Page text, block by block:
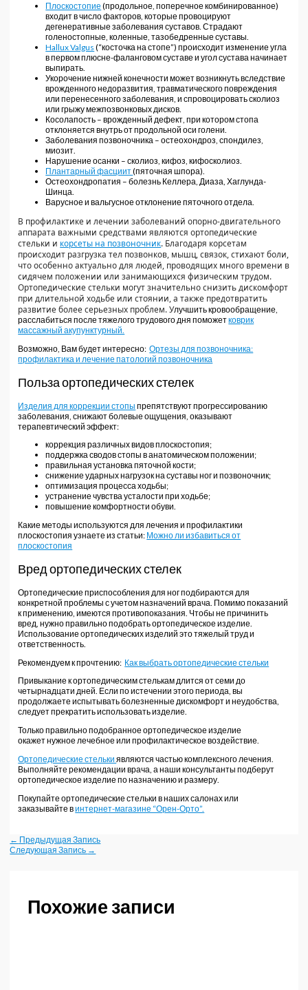
Плоскостопие (продольное, поперечное комбинированное)
входит в число факторов, которые провоцируют
дегенеративные заболевания суставов. Страдают
голеностопные, коленные, тазобедренные суставы.
Hallux Valgus (“косточка на стопе”) происходит изменение угла
в первом плюсне-фаланговом суставе и угол сустава начинает
выпирать.
Укорочение нижней конечности может возникнуть вследствие
врожденного недоразвития, травматического повреждения
или перенесенного заболевания, и спровоцировать сколиоз
или грыжу межпозвонковых дисков.
Косолапость – врожденный дефект, при котором стопа
отклоняется внутрь от продольной оси голени.
Заболевания позвоночника – остеохондроз, спондилез,
миозит.
Нарушение осанки – сколиоз, кифоз, кифосколиоз.
Плантарный фасциит(пяточная шпора).
Остеохондропатия – болезнь Келлера, Диаза, Хаглунда-
Шинца.
Варусное и вальгусное отклонение пяточного отдела.
В профилактике и лечении заболеваний опорно-двигательного
аппарата важными средствами являются ортопедические
стельки и корсеты на позвоночник. Благодаря корсетам
происходит разгрузка тел позвонков, мышц, связок, стихают боли,
что особенно актуально для людей, проводящих много времени в
сидячем положении или занимающихся физическим трудом.
Ортопедические стельки могут значительно снизить дискомфорт
при длительной ходьбе или стоянии, а также предотвратить
развитие более серьезных проблем. Улучшить кровообращение,
расслабиться после тяжелого трудового дня поможетковрик
массажный акупунктурный.
Возможно, Вам будет интересно:Ортезы для позвоночника:
профилактика и лечение патологий позвоночника
Польза ортопедических стелек
Изделия для коррекции стопы препятствуют прогрессированию
заболевания, снижают болевые ощущения, оказывают
терапевтический эффект:
коррекция различных видов плоскостопия;
поддержка сводов стопы в анатомическом положении;
правильная установка пяточной кости;
снижение ударных нагрузок на суставы ног и позвоночник;
оптимизация процесса ходьбы;
устранение чувства усталости при ходьбе;
повышение комфортности обуви.
Какие методы используются для лечения и профилактики
плоскостопия узнаете из статьи: Можно ли избавиться от
плоскостопия
Вред ортопедических стелек
Ортопедические приспособления для ног подбираются для
конкретной проблемы с учетом назначений врача. Помимо показаний
к применению, имеются противопоказания. Чтобы не причинить
вред, нужно правильно подобрать ортопедическое изделие.
Использование ортопедических изделий это тяжелый труд и
ответственность.
Рекомендуем к прочтению: Как выбрать ортопедические стельки
Привыкание к ортопедическим стелькам длится от семи до
четырнадцати дней. Если по истечении этого периода, вы
продолжаете испытывать болезненные дискомфорт и неудобства,
следует прекратить использовать изделие.
Только правильно подобранное ортопедическое изделие
окажетнужное лечебное или профилактическое воздействие.
Ортопедические стелькиявляются частью комплексного лечения.
Выполняйте рекомендации врача, а наши консультанты подберут
ортопедическое изделие по назначению и размеру.
Покупайте ортопедические стельки в наших салонах или
заказывайте винтернет-магазине “Орен-Орто”.
← Предыдущая Запись
Следующая Запись →
Похожие записи